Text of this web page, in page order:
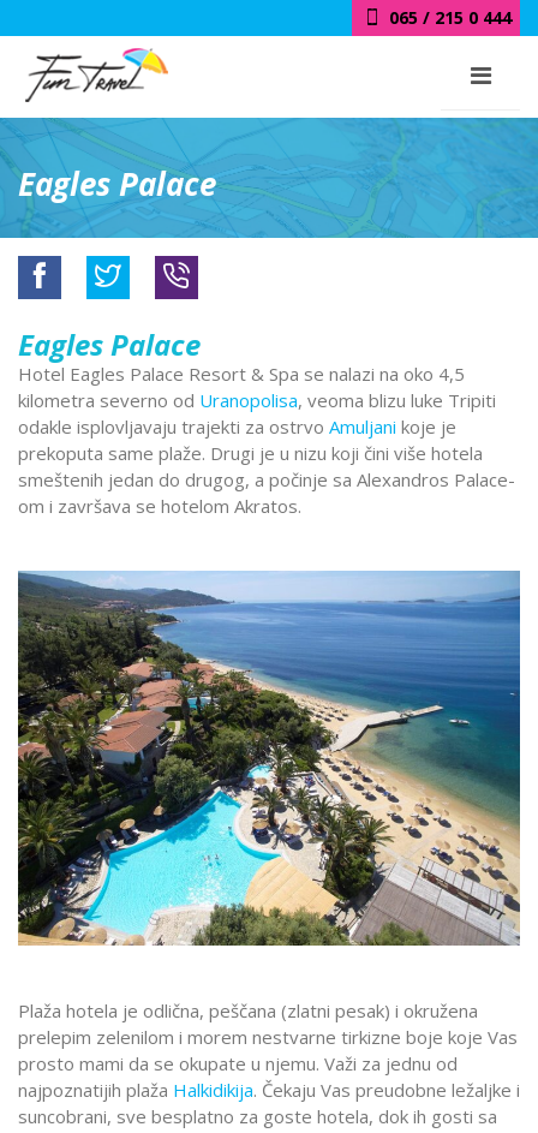
065 / 215 0 444
Eagles Palace
Eagles Palace
Hotel Eagles Palace Resort & Spa se nalazi na oko 4,5
kilometra severno od Uranopolisa, veoma blizu luke Tripiti
odakle isplovljavaju trajekti za ostrvo Amuljani koje je
prekoputa same plaže. Drugi je u nizu koji čini više hotela
smeštenih jedan do drugog, a počinje sa Alexandros Palace-
om i završava se hotelom Akratos.
Plaža hotela je odlična, peščana (zlatni pesak) i okružena
prelepim zelenilom i morem nestvarne tirkizne boje koje Vas
prosto mami da se okupate u njemu. Važi za jednu od
najpoznatijih plaža Halkidikija. Čekaju Vas preudobne ležaljke i
suncobrani, sve besplatno za goste hotela, dok ih gosti sa